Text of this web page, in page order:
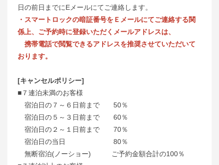
日の前日までにEメールにてご連絡します。
・スマートロックの暗証番号をＥメールにてご連絡する関
係上、ご予約時に登録いただくメールアドレスは、
携帯電話で閲覧できるアドレスを推奨させていただいて
おります。
[キャンセルポリシー]
■７連泊未満のお客様
宿泊日の７～６日前まで 50％
宿泊日の５～３日前まで 60％
宿泊日の２～１日前まで 70％
宿泊日の当日 80％
無断宿泊(ノーショー) ご予約金額合計の100％